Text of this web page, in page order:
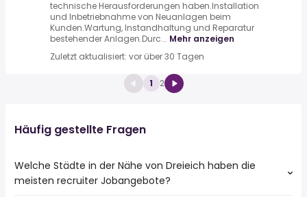
technische Herausforderungen haben.Installation
und Inbetriebnahme von Neuanlagen beim
Kunden.Wartung, Instandhaltung und Reparatur
bestehender Anlagen.Durc... Mehr anzeigen
Zuletzt aktualisiert: vor über 30 Tagen
1 2
Häufig gestellte Fragen
Welche Städte in der Nähe von Dreieich haben die
meisten recruiter Jobangebote?